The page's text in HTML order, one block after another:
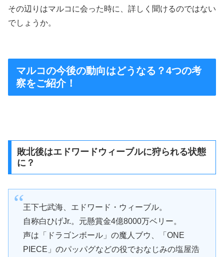
その辺りはマルコに会った時に、詳しく聞けるのではない
でしょうか。
マルコの今後の動向はどうなる？4つの考
察をご紹介！
敗北後はエドワードウィーブルに狩られる状態
に？
王下七武海、エドワード・ウィーブル。
自称白ひげJr.。元懸賞金4億8000万ベリー。
声は「ドラゴンボール」の魔人ブウ、「ONE
PIECE」のパッパグなどの役でおなじみの塩屋浩